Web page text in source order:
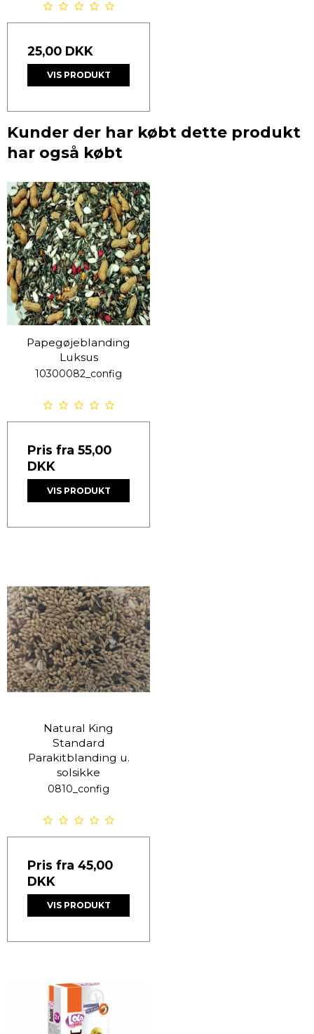
25,00 DKK
VIS PRODUKT
Kunder der har købt dette produkt
har også købt
Papegøjeblanding
Luksus
10300082_config
Pris fra 55,00
DKK
VIS PRODUKT
Natural King
Standard
Parakitblanding u.
solsikke
0810_config
Pris fra 45,00
DKK
VIS PRODUKT